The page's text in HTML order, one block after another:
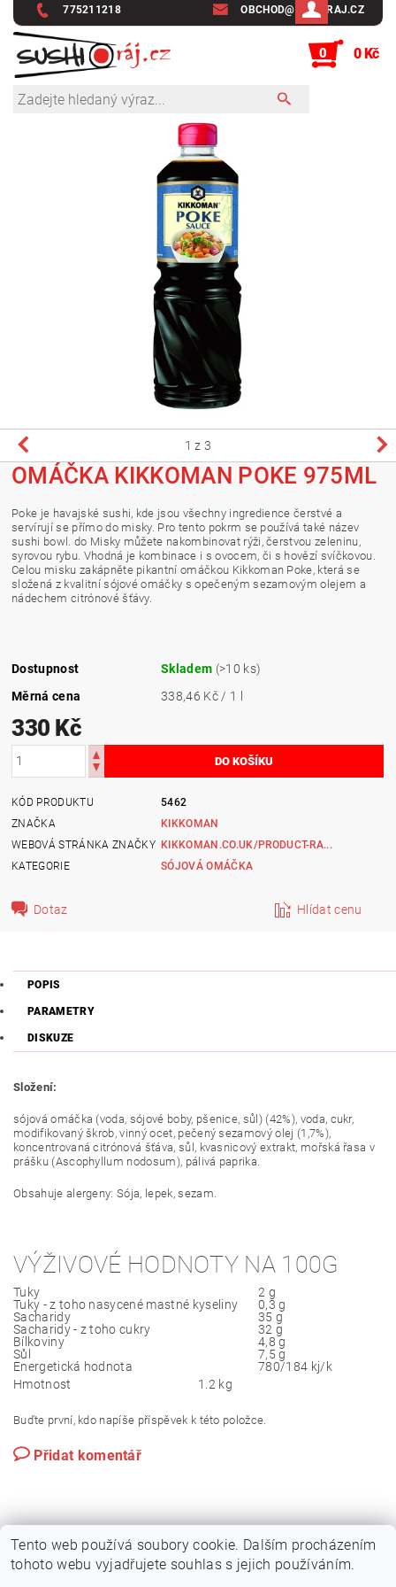
775211218 OBCHOD@SUSHIRAJ.CZ
0 0 Kč
1 z 3
OMÁČKA KIKKOMAN POKE 975ML
Poke je havajské sushi, kde jsou všechny ingredience čerstvé a
servírují se přímo do misky. Pro tento pokrm se používá také název
sushi bowl. do Misky můžete nakombinovat rýži, čerstvou zeleninu,
syrovou rybu. Vhodná je kombinace i s ovocem, či s hovězí svíčkovou.
Celou misku zakápněte pikantní omáčkou Kikkoman Poke, která se
složená z kvalitní sójové omáčky s opečeným sezamovým olejem a
nádechem citrónové šťávy.
Dostupnost Skladem (>10 ks)
Měrná cena
338,46 Kč / 1 l
330 Kč
KÓD PRODUKTU
5462
ZNAČKA
KIKKOMAN
WEBOVÁ STRÁNKA ZNAČKY KIKKOMAN.CO.UK/PRODUCT-RA...
KATEGORIE
SÓJOVÁ OMÁČKA
Dotaz Hlídat cenu
POPIS
PARAMETRY
DISKUZE
Složení:
sójová omáčka (voda, sójové boby, pšenice, sůl) (42%), voda, cukr,
modifikovaný škrob, vinný ocet, pečený sezamový olej (1,7%),
koncentrovaná citrónová šťáva, sůl, kvasnicový extrakt, mořská řasa v
prášku (Ascophyllum nodosum), pálivá paprika.
Obsahuje alergeny: Sója, lepek, sezam.
VÝŽIVOVÉ HODNOTY NA 100G
Tuky 2 g
Tuky - z toho nasycené mastné kyseliny
0,3 g
Sacharidy
35 g
Sacharidy - z toho cukry
32 g
Bílkoviny
4,8 g
Sůl
7,5 g
Energetická hodnota
780/184 kj/k
Hmotnost
1.2 kg
Buďte první, kdo napíše příspěvek k této položce.
Přidat komentář
Tento web používá soubory cookie. Dalším procházením
tohoto webu vyjadřujete souhlas s jejich používáním.